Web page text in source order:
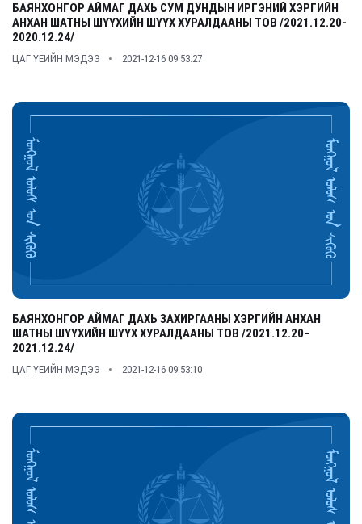
БАЯНХОНГОР АЙМАГ ДАХЬ СУМ ДУНДЫН ИРГЭНИЙ ХЭРГИЙН
АНХАН ШАТНЫ ШҮҮХИЙН ШҮҮХ ХУРАЛДААНЫ ТОВ /2021.12.20-
2020.12.24/
ЦАГ ҮЕИЙН МЭДЭЭ 2021-12-16 09:53:27
БАЯНХОНГОР АЙМАГ ДАХЬ ЗАХИРГААНЫ ХЭРГИЙН АНХАН
ШАТНЫ ШҮҮХИЙН ШҮҮХ ХУРАЛДААНЫ ТОВ /2021.12.20–
2021.12.24/
ЦАГ ҮЕИЙН МЭДЭЭ 2021-12-16 09:53:10